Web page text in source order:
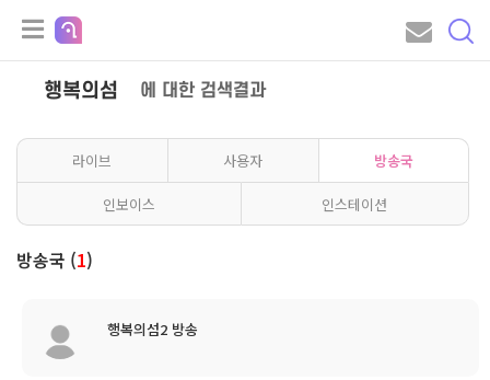
행복의섬 에 대한 검색결과
라이브 사용자 방송국
인보이스 인스테이션
방송국 (1)
행복의섬2 방송